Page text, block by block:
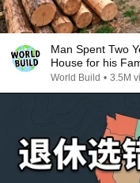
Man Spent Two
House for his
@bjornbrenton
World Build • 3.5M